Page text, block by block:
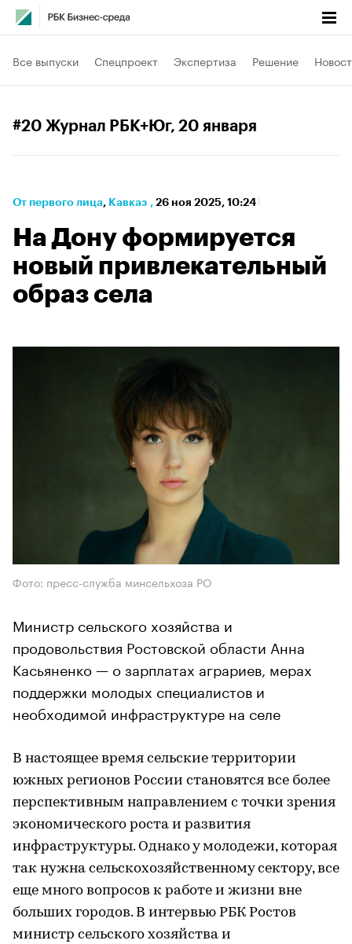
Все выпуски Спецпроект Экспертиза Решение
#20 Журнал РБК+Юг, 20 января
От первого лица⁠, Кавказ , 26 ноя 2025, 10:24
На Дону формируется
новый привлекательный
образ села
Фото: пресс-служба минсельхоза РО
Министр сельского хозяйства и
продовольствия Ростовской области Анна
Касьяненко — о зарплатах аграриев, мерах
поддержки молодых специалистов и
необходимой инфраструктуре на селе
В настоящее время сельские территории
южных регионов России становятся все более
перспективным направлением с точки зрения
экономического роста и развития
инфраструктуры. Однако у молодежи, которая
так нужна сельскохозяйственному сектору, все
еще много вопросов к работе и жизни вне
больших городов. В интервью РБК Ростов
министр сельского хозяйства и